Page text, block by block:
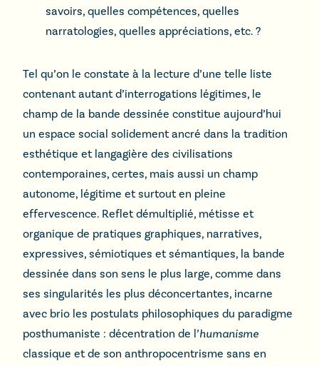
savoirs, quelles compétences, quelles
narratologies, quelles appréciations, etc. ?
Tel qu’on le constate à la lecture d’une telle liste
contenant autant d’interrogations légitimes, le
champ de la bande dessinée constitue aujourd’hui
un espace social solidement ancré dans la tradition
esthétique et langagière des civilisations
contemporaines, certes, mais aussi un champ
autonome, légitime et surtout en pleine
effervescence. Reflet démultiplié, métisse et
organique de pratiques graphiques, narratives,
expressives, sémiotiques et sémantiques, la bande
dessinée dans son sens le plus large, comme dans
ses singularités les plus déconcertantes, incarne
avec brio les postulats philosophiques du paradigme
posthumaniste : décentration de l’humanisme
classique et de son anthropocentrisme sans en